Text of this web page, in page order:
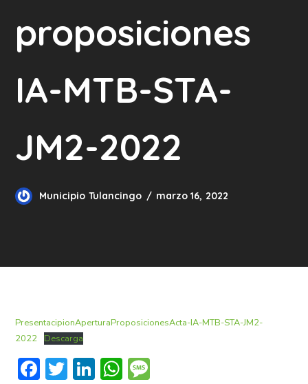
proposiciones
IA-MTB-STA-
JM2-2022
Municipio Tulancingo marzo 16, 2022
PresentacipionAperturaProposicionesActa-IA-MTB-STA-JM2-
2022
Descarga
Facebook
Twitter
LinkedIn
WhatsApp